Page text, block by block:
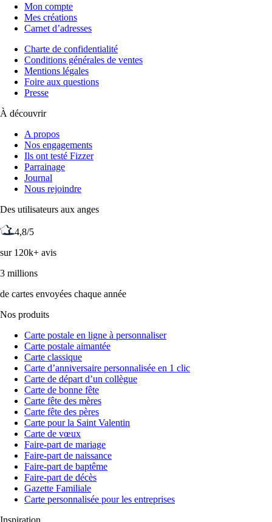
Mon compte
Mes créations
Carnet d’adresses
Charte de confidentialité
Conditions générales de ventes
Mentions légales
Foire aux questions
Presse
À découvrir
A propos
Nos engagements
Ils ont testé Fizzer
Parrainage
Journal
Nous rejoindre
Des utilisateurs aux anges
4,8/5
sur 120k+ avis
3 millions
de cartes envoyées chaque année
Nos produits
Carte postale en ligne à personnaliser
Carte postale aimantée
Carte classique
Carte d’anniversaire personnalisée en 1 clic
Carte de départ d’un collègue
Carte de bonne fête
Carte fête des mères
Carte fête des pères
Carte pour la Saint Valentin
Carte de vœux
Faire-part de mariage
Faire-part de naissance
Faire-part de baptême
Faire-part de décès
Gazette Familiale
Carte personnalisée pour les entreprises
Inspiration